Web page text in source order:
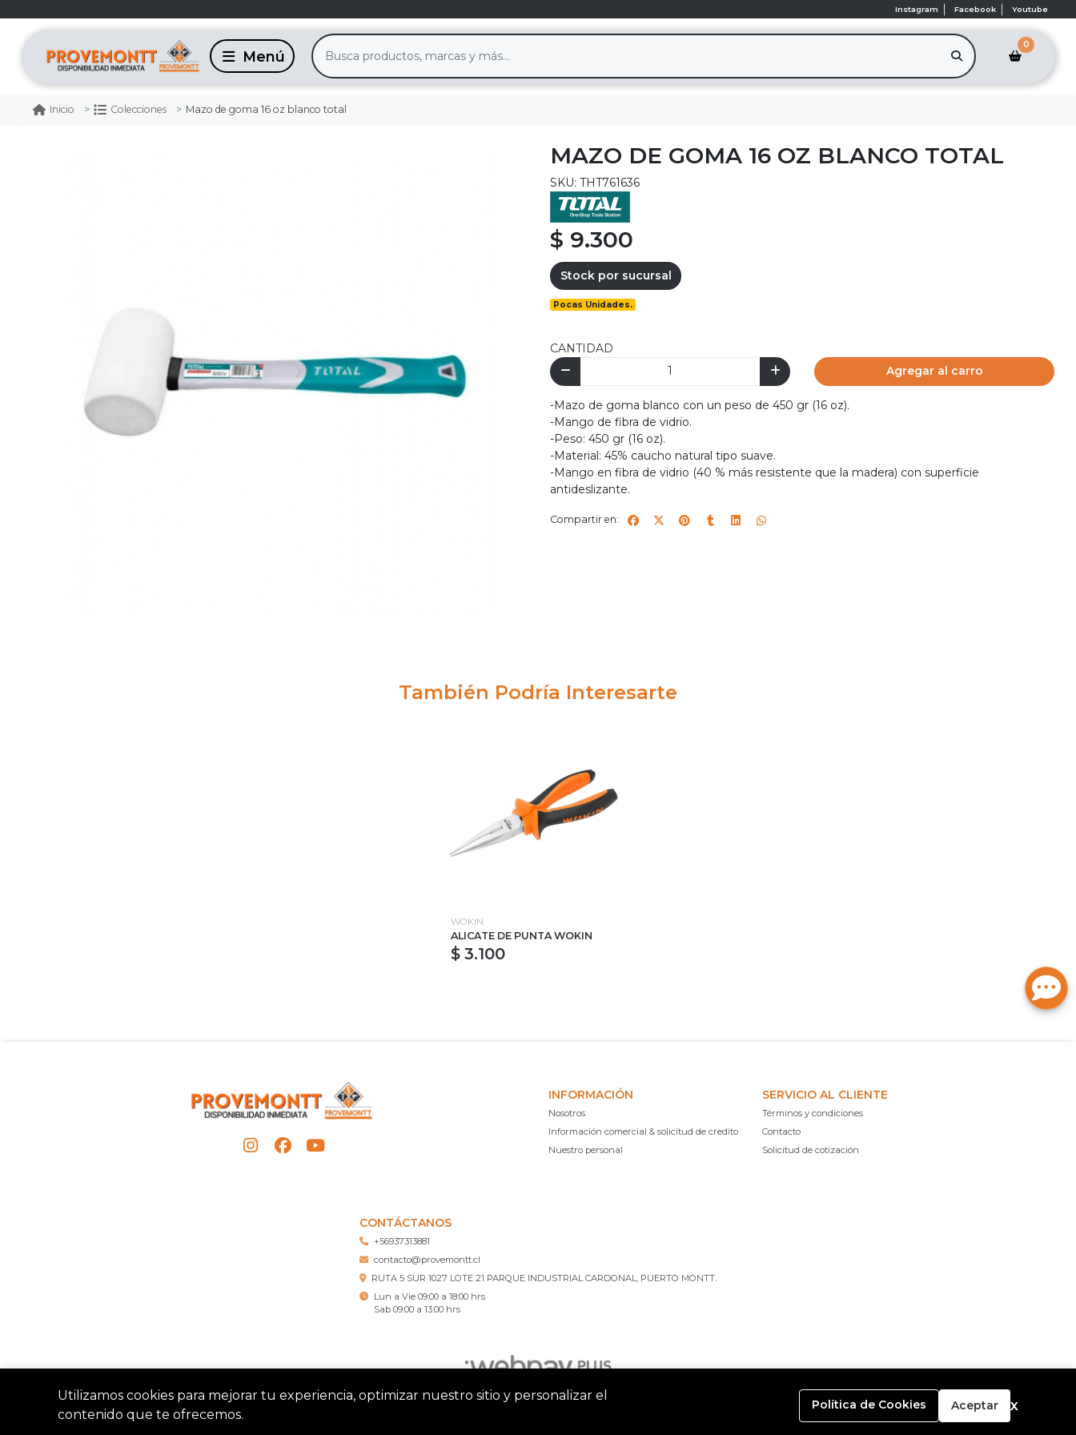
Instagram Facebook Youtube
0
Inicio Colecciones Mazo de goma 16 oz blanco total
MAZO DE GOMA 16 OZ BLANCO TOTAL
SKU: THT761636
$ 9.300
Stock por sucursal
Pocas Unidades.
CANTIDAD
Agregar al carro
-Mazo de goma blanco con un peso de 450 gr (16 oz).
-Mango de fibra de vidrio.
-Peso: 450 gr (16 oz).
-Material: 45% caucho natural tipo suave.
-Mango en fibra de vidrio (40 % más resistente que la madera) con superficie
antideslizante.
Compartir en:
También Podría Interesarte
WOKIN
ALICATE DE PUNTA WOKIN
$ 3.100
INFORMACIÓN
Nosotros
Información comercial & solicitud de credito
Nuestro personal
SERVICIO AL CLIENTE
Términos y condiciones
Contacto
Solicitud de cotización
CONTÁCTANOS
+56937313881
contacto@provemontt.cl
RUTA 5 SUR 1027 LOTE 21 PARQUE INDUSTRIAL CARDONAL, PUERTO MONTT.
Lun a Vie 09:00 a 18:00 hrs
Sab 09:00 a 13:00 hrs
Utilizamos cookies para mejorar tu experiencia, optimizar nuestro sitio y personalizar el
contenido que te ofrecemos.
Política de Cookies Aceptar x